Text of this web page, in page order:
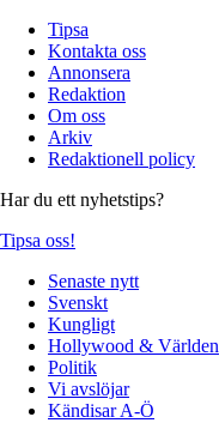
Tipsa
Kontakta oss
Annonsera
Redaktion
Om oss
Arkiv
Redaktionell policy
Har du ett nyhetstips?
Tipsa oss!
Senaste nytt
Svenskt
Kungligt
Hollywood & Världen
Politik
Vi avslöjar
Kändisar A-Ö